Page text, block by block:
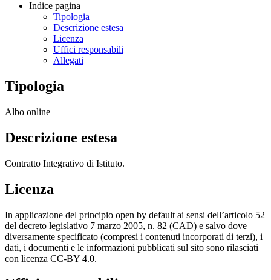
Indice pagina
Tipologia
Descrizione estesa
Licenza
Uffici responsabili
Allegati
Tipologia
Albo online
Descrizione estesa
Contratto Integrativo di Istituto.
Licenza
In applicazione del principio open by default ai sensi dell’articolo 52
del decreto legislativo 7 marzo 2005, n. 82 (CAD) e salvo dove
diversamente specificato (compresi i contenuti incorporati di terzi), i
dati, i documenti e le informazioni pubblicati sul sito sono rilasciati
con licenza CC-BY 4.0.